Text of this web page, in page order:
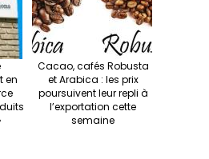
en
Cacao, cafés Robusta
et Arabica : les prix
poursuivent leur repli à
l’exportation cette
semaine